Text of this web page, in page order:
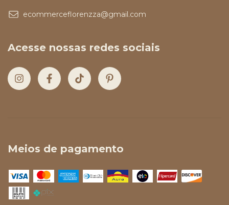
ecommerceflorenzza@gmail.com
Acesse nossas redes sociais
Meios de pagamento